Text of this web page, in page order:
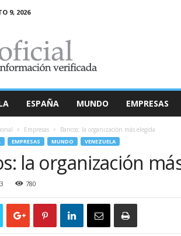
9, 2026
ESPAÑA MUNDO EMPRESAS
Empresas Bancos: la organización más elegida
EMPRESAS MUNDO VENEZUELA
la organización
780